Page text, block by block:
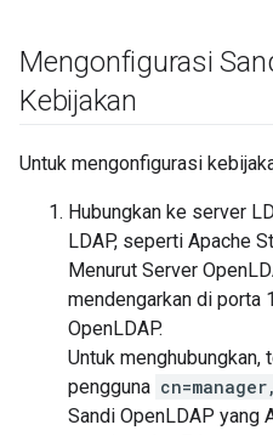
Mengonfigurasi
Kebijakan
Untuk mengonfigurasi
Hubungkan ke server
LDAP, seperti Apache
Menurut Server
mendengarkan di porta
OpenLDAP.
Untuk menghubungkan,
pengguna
Sandi OpenLDAP yang